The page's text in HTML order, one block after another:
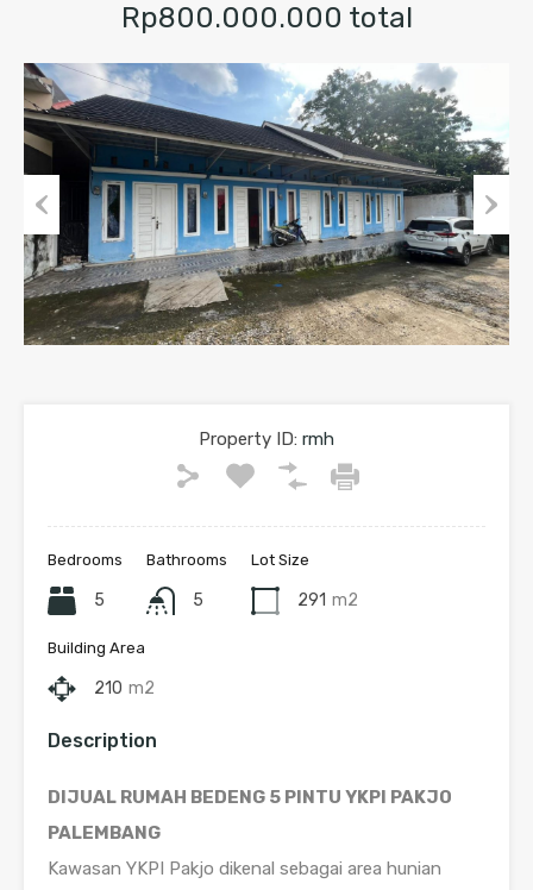
Rp800.000.000 total
Previous Next
Property ID: rmh
Bedrooms
5
Bathrooms
5
Lot Size
291 m2
Building Area
210 m2
Description
DIJUAL RUMAH BEDENG 5 PINTU YKPI PAKJO
PALEMBANG
Kawasan YKPI Pakjo dikenal sebagai area hunian